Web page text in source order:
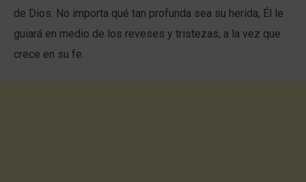
de Dios. No importa qué tan profunda sea su herida, Él le
guiará en medio de los reveses y tristezas, a la vez que
crece en su fe.